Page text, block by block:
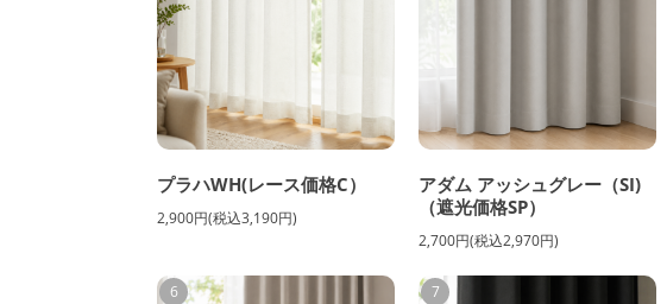
プラハWH(レース価格C）
2,900円(税込3,190円)
アダム アッシュグレー（SI)
（遮光価格SP）
2,700円(税込2,970円)
6 7